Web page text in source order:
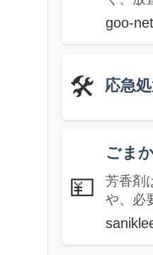
goo-
🛠️ 応急
💴
ごま
芳香剤
や、必